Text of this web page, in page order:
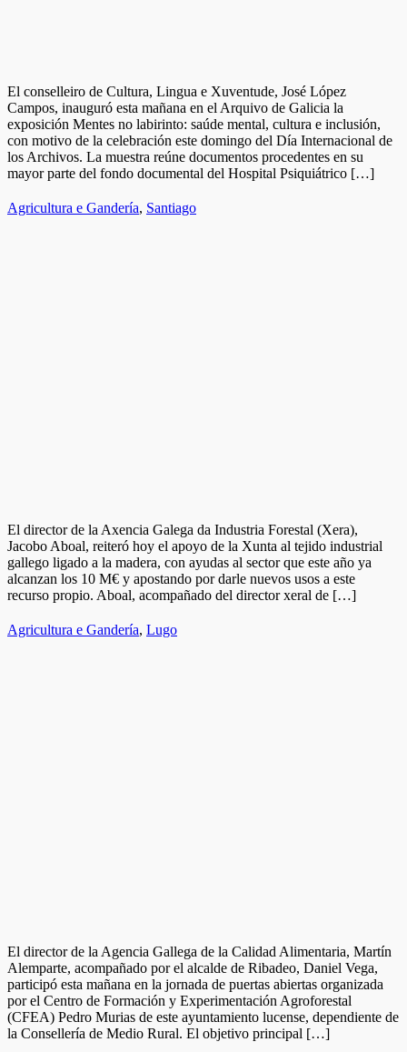
El conselleiro de Cultura, Lingua e Xuventude, José López
Campos, inauguró esta mañana en el Arquivo de Galicia la
exposición Mentes no labirinto: saúde mental, cultura e inclusión,
con motivo de la celebración este domingo del Día Internacional de
los Archivos. La muestra reúne documentos procedentes en su
mayor parte del fondo documental del Hospital Psiquiátrico […]
Agricultura e Gandería, Santiago
El director de la Axencia Galega da Industria Forestal (Xera),
Jacobo Aboal, reiteró hoy el apoyo de la Xunta al tejido industrial
gallego ligado a la madera, con ayudas al sector que este año ya
alcanzan los 10 M€ y apostando por darle nuevos usos a este
recurso propio. Aboal, acompañado del director xeral de […]
Agricultura e Gandería, Lugo
El director de la Agencia Gallega de la Calidad Alimentaria, Martín
Alemparte, acompañado por el alcalde de Ribadeo, Daniel Vega,
participó esta mañana en la jornada de puertas abiertas organizada
por el Centro de Formación y Experimentación Agroforestal
(CFEA) Pedro Murias de este ayuntamiento lucense, dependiente de
la Consellería de Medio Rural. El objetivo principal […]